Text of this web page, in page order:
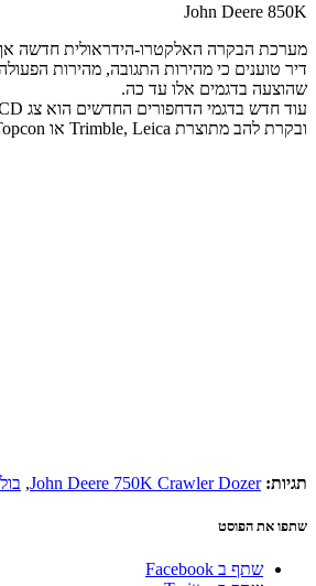
John Deere 850K
מערכת הבקרה האלקטרו-הידראולית חדשה אף
דיר טוענים כי מהירות התגובה, מהירות
שהוצעה בדגמים אלו עד כה.
ובקרת להב מתוצרת Trimble, Leica או Topcon בהתאם להעדפתו.
תגיות: John Deere 750K Crawler Dozer
,
שתפו את הפוסט
שתף ב Facebook